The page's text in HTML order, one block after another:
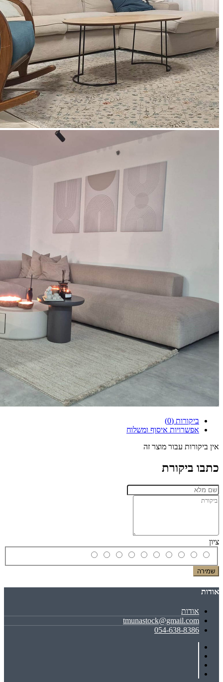
ביקורות (0)
אפשרויות איסוף ומשלוח
אין ביקורות עבור מוצר זה
כתבו ביקורת
ציון
שמירה
אודות
אודות
tmunastock@gmail.com
054-638-8386